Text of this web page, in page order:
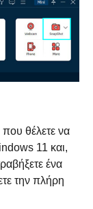
που θέλετε να
11 και,
ένα
την πλήρη